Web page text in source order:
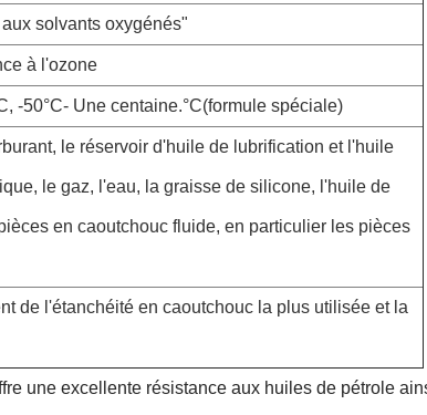
solvants oxygénés"
à l'ozone
, -50°C- Une centaine.°C(formule spéciale)
le réservoir d'huile de lubrification et l'huile
le gaz, l'eau, la graisse de silicone, l'huile de
en caoutchouc fluide, en particulier les pièces
de l'étanchéité en caoutchouc la plus utilisée et la
une excellente résistance aux huiles de pétrole